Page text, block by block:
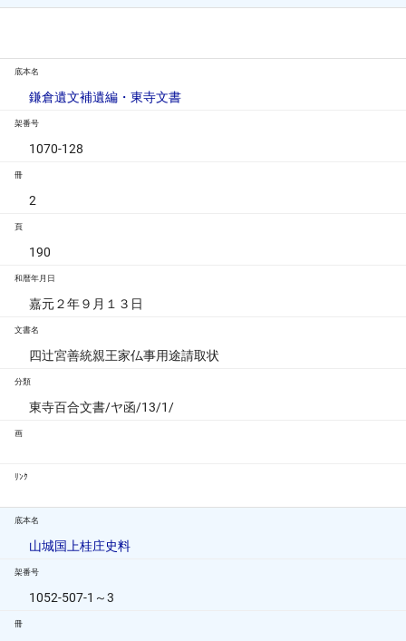
底本名
鎌倉遺文補遺編・東寺文書
架番号
1070-128
冊
2
頁
190
和暦年月日
嘉元２年９月１３日
文書名
四辻宮善統親王家仏事用途請取状
分類
東寺百合文書/ヤ函/13/1/
画
ﾘﾝｸ
底本名
山城国上桂庄史料
架番号
1052-507-1～3
冊